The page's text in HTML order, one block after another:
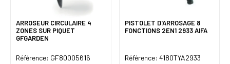
ARROSEUR CIRCULAIRE 4
ZONES SUR PIQUET
GFGARDEN
Référence: GF80005616
PISTOLET D'ARROSAGE 8
FONCTIONS 2EN1 2933 AIFA
Référence: 4180TYA2933